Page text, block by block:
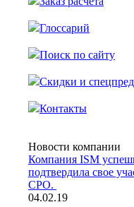
Глоссарий
Поиск по сайту
Скидки и
Контакты
Новости компании
Компания ISM
подтвердила свое
СРО.
04.02.19